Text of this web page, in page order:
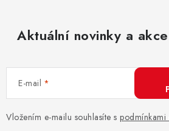
í
r
v
Aktuální novinky a
E-mail
Vložením e-mailu souhlasíte s